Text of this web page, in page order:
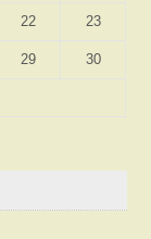
22 23
29 30